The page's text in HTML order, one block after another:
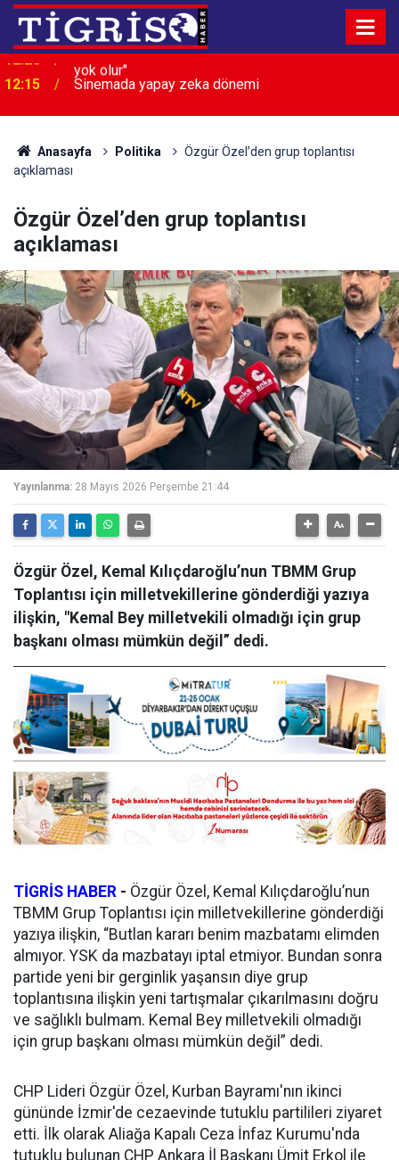
12:15 Sinemada yapay zeka dönemi
Anasayfa Politika
Özgür Özel’den grup toplantısı
açıklaması
Özgür Özel’den grup toplantısı
açıklaması
Yayınlanma: 28 Mayıs 2026 Perşembe 21:44
Özgür Özel, Kemal Kılıçdaroğlu’nun TBMM Grup
Toplantısı için milletvekillerine gönderdiği yazıya
ilişkin, "Kemal Bey milletvekili olmadığı için grup
başkanı olması mümkün değil” dedi.
TİGRİS HABER - Özgür Özel, Kemal Kılıçdaroğlu’nun
TBMM Grup Toplantısı için milletvekillerine gönderdiği
yazıya ilişkin, “Butlan kararı benim mazbatamı elimden
almıyor. YSK da mazbatayı iptal etmiyor. Bundan sonra
partide yeni bir gerginlik yaşansın diye grup
toplantısına ilişkin yeni tartışmalar çıkarılmasını doğru
ve sağlıklı bulmam. Kemal Bey milletvekili olmadığı
için grup başkanı olması mümkün değil” dedi.
CHP Lideri Özgür Özel, Kurban Bayramı'nın ikinci
gününde İzmir'de cezaevinde tutuklu partilileri ziyaret
etti. İlk olarak Aliağa Kapalı Ceza İnfaz Kurumu'nda
tutuklu bulunan CHP Ankara İl Başkanı Ümit Erkol ile